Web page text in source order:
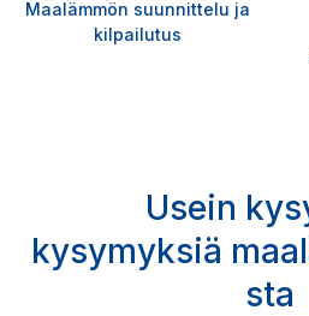
Maalämmön suunnittelu ja
kilpailutus
Usein
kysymyksiä
sta